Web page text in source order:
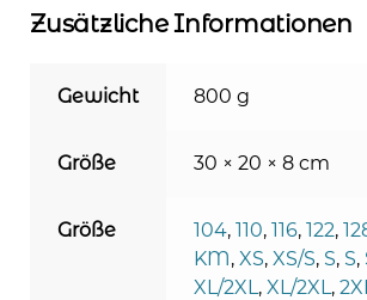
Zusätzliche Informationen
Gewicht 800 g
Größe 30 × 20 × 8 cm
Größe 104, 110, 116, 122,
KM, XS, XS/S, S, S,
XL/2XL, XL/2XL,